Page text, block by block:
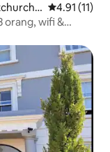
a Penarafan
4.91 (11)
orang, wifi &